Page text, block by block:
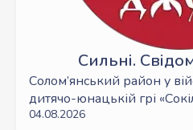
Сильні.
Солом’янський район у
дитячо-юнацькій грі
04.08.2026